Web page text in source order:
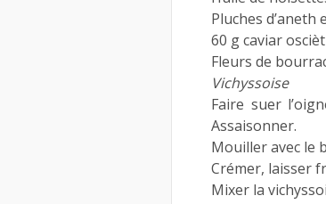
Pluches d’aneth
60 g caviar
Fleurs de
Vichyssoise
Faire suer
Assaisonner.
Mouiller avec le
Crémer, laisser
Mixer la